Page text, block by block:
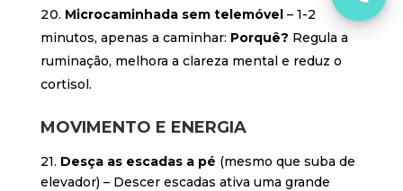
Microcaminhada sem telemóvel– 1-2
minutos, apenas a caminhar: Porquê? Regula a
ruminação, melhora a clareza mental e reduz o
cortisol.
MOVIMENTO E ENERGIA
21. Desça as escadas a pé (mesmo que suba de
elevador) – Descer escadas ativa uma grande